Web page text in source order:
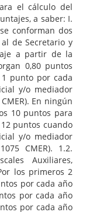
el cálculo del
a saber: I.
conforman dos
de Secretario y
a partir de la
0,80 puntos
punto por cada
y/o mediador
En ningún
10 puntos para
puntos cuando
y/o mediador
CMER). 1.2.
Auxiliares,
los primeros 2
por cada año
por cada año
por cada año